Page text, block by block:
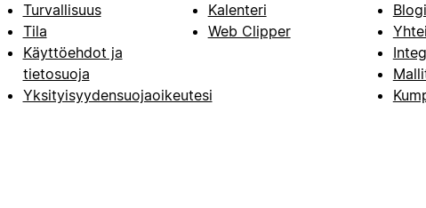
Turvallisuus
Tila
Käyttöehdot ja
tietosuoja
Yksityisyydensuojaoikeutesi
Kalenteri
Web Clipper
Blogi